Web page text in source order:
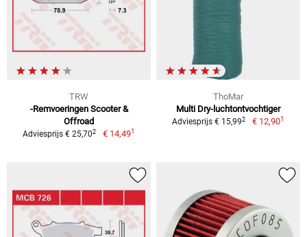
TRW
-Remvoeringen Scooter &
Offroad
Adviesprijs € 25,702 € 14,491
ThoMar
Multi Dry-luchtontvochtiger
Adviesprijs € 15,992 € 12,901